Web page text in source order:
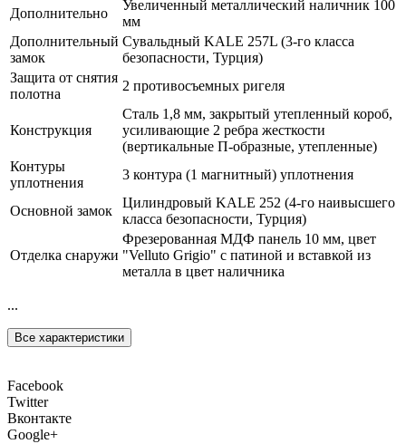
Дополнительно
Увеличенный металлический наличник 100
мм
Дополнительный
замок
Сувальдный KALE 257L (3-го класса
безопасности, Турция)
Защита от снятия
полотна
2 противосъемных ригеля
Конструкция
Сталь 1,8 мм, закрытый утепленный короб,
усиливающие 2 ребра жесткости
(вертикальные П-образные, утепленные)
Контуры
уплотнения
3 контура (1 магнитный) уплотнения
Основной замок
Цилиндровый KALE 252 (4-го наивысшего
класса безопасности, Турция)
Отделка снаружи
Фрезерованная МДФ панель 10 мм, цвет
"Velluto Grigio" с патиной и вставкой из
металла в цвет наличника
...
Все характеристики
Facebook
Twitter
Вконтакте
Google+